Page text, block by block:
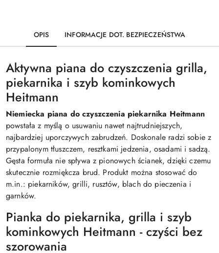
OPIS INFORMACJE DOT. BEZPIECZEŃSTWA
Aktywna piana do czyszczenia grilla,
piekarnika i szyb kominkowych
Heitmann
Niemiecka piana do czyszczenia piekarnika Heitmann
powstała z myślą o usuwaniu nawet najtrudniejszych,
najbardziej uporczywych zabrudzeń. Doskonale radzi sobie z
przypalonym tłuszczem, resztkami jedzenia, osadami i sadzą.
Gęsta formuła nie spływa z pionowych ścianek, dzięki czemu
skutecznie rozmiękcza brud. Produkt można stosować do
m.in.: piekarników, grilli, rusztów, blach do pieczenia i
garnków.
Pianka do piekarnika, grilla i szyb
kominkowych Heitmann - czyści bez
szorowania